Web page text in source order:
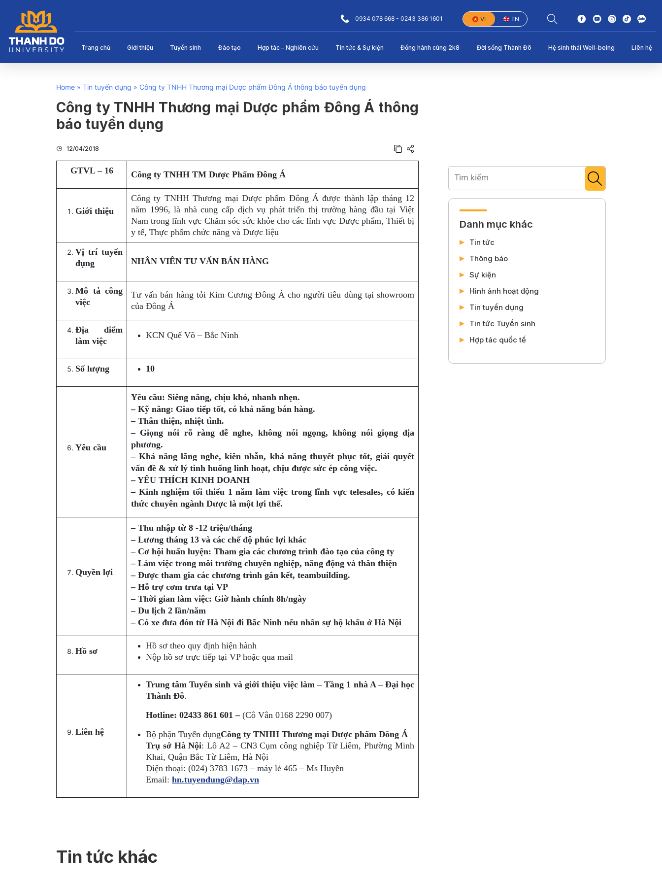
0934 078 668 - 0243 386 1601 VI EN
Trang chủ Giới thiệu Tuyển sinh Đào tạo Hợp tác – Nghiên cứu Tin tức & Sự kiện Đồng hành cùng 2k8 Đời sống Thành Đô Hệ sinh thái Well-being Liên hệ
Home » Tin tuyển dụng » Công ty TNHH Thương mại Dược phẩm Đông Á thông báo tuyển dụng
Công ty TNHH Thương mại Dược phẩm Đông Á thông
báo tuyển dụng
12/04/2018
GTVL – 16 Công ty TNHH TM Dược Phẩm Đông Á
Giới thiệu
Công ty TNHH Thương mại Dược phẩm Đông Á được thành lập tháng 12
năm 1996, là nhà cung cấp dịch vụ phát triển thị trường hàng đầu tại Việt
Nam trong lĩnh vực Chăm sóc sức khỏe cho các lĩnh vực Dược phẩm, Thiết bị
y tế, Thực phẩm chức năng và Dược liệu
Vị trí tuyển
dụng
NHÂN VIÊN TƯ VẤN BÁN HÀNG
Mô tả công
việc
Tư vấn bán hàng tỏi Kim Cương Đông Á cho người tiêu dùng tại showroom
của Đông Á
Địa điểm
làm việc
KCN Quế Võ – Bắc Ninh
Số lượng 10
Yêu cầu
Yêu cầu: Siêng năng, chịu khó, nhanh nhẹn.
– Kỹ năng: Giao tiếp tốt, có khả năng bán hàng.
– Thân thiện, nhiệt tình.
– Giọng nói rõ ràng dễ nghe, không nói ngọng, không nói giọng địa
phương.
– Khả năng lắng nghe, kiên nhẫn, khả năng thuyết phục tốt, giải quyết
vấn đề & xử lý tình huống linh hoạt, chịu được sức ép công việc.
– YÊU THÍCH KINH DOANH
– Kinh nghiệm tối thiểu 1 năm làm việc trong lĩnh vực telesales, có kiến
thức chuyên ngành Dược là một lợi thế.
Quyền lợi
– Thu nhập từ 8 -12 triệu/tháng
– Lương tháng 13 và các chế độ phúc lợi khác
– Cơ hội huấn luyện: Tham gia các chương trình đào tạo của công ty
– Làm việc trong môi trường chuyên nghiệp, năng động và thân thiện
– Được tham gia các chương trình gắn kết, teambuilding.
– Hỗ trợ cơm trưa tại VP
– Thời gian làm việc: Giờ hành chính 8h/ngày
– Du lịch 2 lần/năm
– Có xe đưa đón từ Hà Nội đi Bắc Ninh nếu nhân sự hộ khẩu ở Hà Nội
Hồ sơ
Hồ sơ theo quy định hiện hành
Nộp hồ sơ trực tiếp tại VP hoặc qua mail
Liên hệ
Trung tâm Tuyển sinh và giới thiệu việc làm – Tầng 1 nhà A – Đại học
Thành Đô.
Hotline: 02433 861 601 – (Cô Vân 0168 2290 007)
Bộ phận Tuyển dụngCông ty TNHH Thương mại Dược phẩm Đông Á
Trụ sở Hà Nội: Lô A2 – CN3 Cụm công nghiệp Từ Liêm, Phường Minh
Khai, Quận Bắc Từ Liêm, Hà Nội
Điện thoại: (024) 3783 1673 – máy lẻ 465 – Ms Huyền
Email: hn.tuyendung@dap.vn
Danh mục khác
Tin tức
Thông báo
Sự kiện
Hình ảnh hoạt động
Tin tuyển dụng
Tin tức Tuyển sinh
Hợp tác quốc tế
Tin tức khác